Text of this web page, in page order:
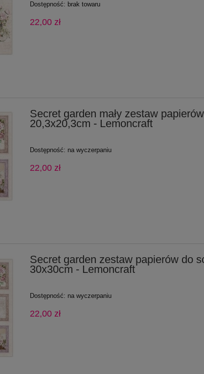
Dostępność: brak towaru
22,00 zł
Secret garden mały zestaw
20,3x20,3cm - Lemoncraft
Dostępność: na wyczerpaniu
22,00 zł
Secret garden zestaw papierów do
30x30cm - Lemoncraft
Dostępność: na wyczerpaniu
22,00 zł